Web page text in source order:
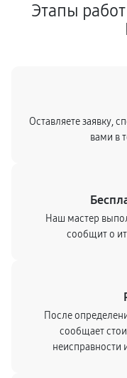
Этапы
Оставляете заявку,
вами в
Наш мастер
сообщит о
После
сообщает
неисправности